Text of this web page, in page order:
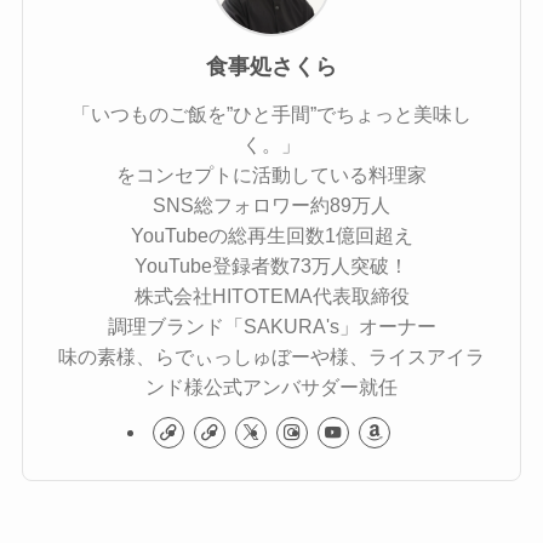
食事処さくら
「いつものご飯を”ひと手間”でちょっと美味し
く。」
をコンセプトに活動している料理家
SNS総フォロワー約89万人
YouTubeの総再生回数1億回超え
YouTube登録者数73万人突破！
株式会社HITOTEMA代表取締役
調理ブランド「SAKURA's」オーナー
味の素様、らでぃっしゅぼーや様、ライスアイラ
ンド様公式アンバサダー就任